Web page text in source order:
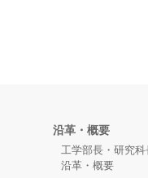
2025/04/02
その他
2025/03/25
民間奨学金
沿革・概要
工学部長・研究
沿革・概要